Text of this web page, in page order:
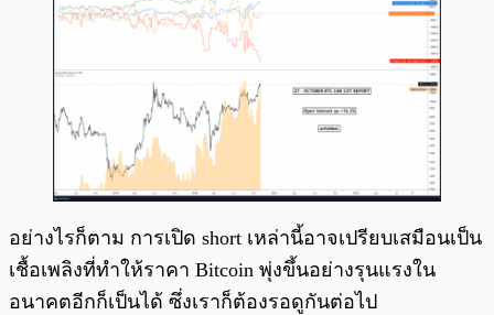
อย่างไรก็ตาม การเปิด short เหล่านี้อาจเปรียบเสมือนเป็น
เชื้อเพลิงที่ทำให้ราคา Bitcoin พุ่งขึ้นอย่างรุนแรงใน
อนาคตอีกก็เป็นได้ ซึ่งเราก็ต้องรอดูกันต่อไป